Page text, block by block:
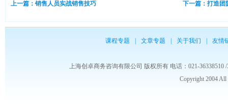
上一篇：销售人员实战销售技巧 下一篇：打造团
课程专题 文章专题 关于我们 友情
上海创卓商务咨询有限公司 版权所有 电话：021-36338510 /
Copyright 2004 All